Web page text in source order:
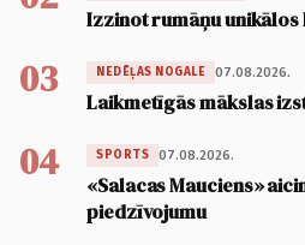
Izzinot rumāņu unikālos
03 NEDĒĻAS NOGALE 07.08.2026.
Laikmetīgās mākslas
04 SPORTS 07.08.2026.
«Salacas Mauciens»
piedzīvojumu